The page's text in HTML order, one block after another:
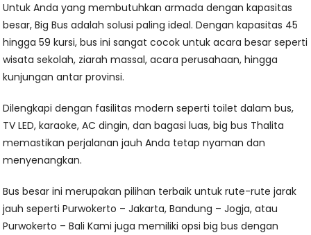
Untuk Anda yang membutuhkan armada dengan kapasitas
besar, Big Bus adalah solusi paling ideal. Dengan kapasitas 45
hingga 59 kursi, bus ini sangat cocok untuk acara besar seperti
wisata sekolah, ziarah massal, acara perusahaan, hingga
kunjungan antar provinsi.
Dilengkapi dengan fasilitas modern seperti toilet dalam bus,
TV LED, karaoke, AC dingin, dan bagasi luas, big bus Thalita
memastikan perjalanan jauh Anda tetap nyaman dan
menyenangkan.
Bus besar ini merupakan pilihan terbaik untuk rute-rute jarak
jauh seperti Purwokerto – Jakarta, Bandung – Jogja, atau
Purwokerto – Bali Kami juga memiliki opsi big bus dengan